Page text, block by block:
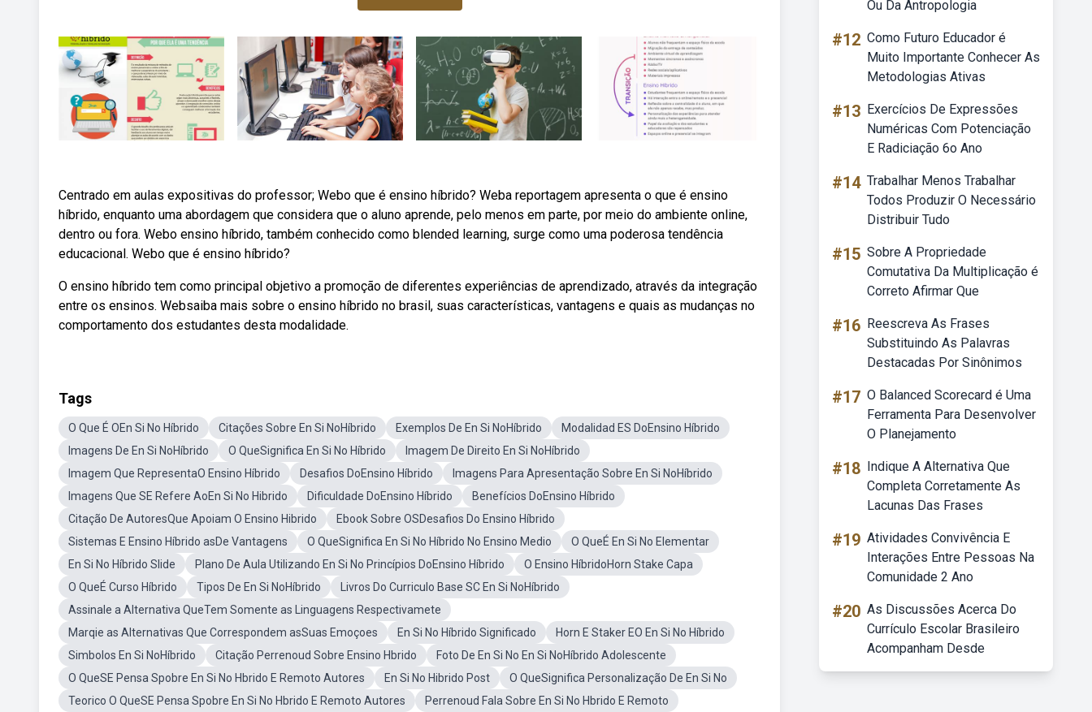
Centrado em aulas expositivas do professor; Webo que é ensino híbrido? Weba reportagem apresenta o que é ensino
híbrido, enquanto uma abordagem que considera que o aluno aprende, pelo menos em parte, por meio do ambiente online,
dentro ou fora. Webo ensino híbrido, também conhecido como blended learning, surge como uma poderosa tendência
educacional. Webo que é ensino híbrido?
O ensino híbrido tem como principal objetivo a promoção de diferentes experiências de aprendizado, através da integração
entre os ensinos. Websaiba mais sobre o ensino híbrido no brasil, suas características, vantagens e quais as mudanças no
comportamento dos estudantes desta modalidade.
Tags
O Que É OEn Si No Híbrido Citações Sobre En Si NoHíbrido Exemplos De En Si NoHíbrido
Modalidad ES DoEnsino Híbrido
Imagens De En Si NoHíbrido
O QueSignifica En Si No Híbrido
Imagem De Direito En Si NoHíbrido
Imagem Que RepresentaO Ensino Híbrido
Desafios DoEnsino Híbrido
Imagens Para Apresentação Sobre En Si NoHíbrido
Imagens Que SE Refere AoEn Si No Hibrido
Dificuldade DoEnsino Híbrido
Benefícios DoEnsino Híbrido
Citação De AutoresQue Apoiam O Ensino Hibrido
Ebook Sobre OSDesafios Do Ensino Híbrido
Sistemas E Ensino Híbrido asDe Vantagens
O QueSignifica En Si No Híbrido No Ensino Medio
O QueÉ En Si No Elementar
En Si No Híbrido Slide
Plano De Aula Utilizando En Si No Princípios DoEnsino Híbrido
O Ensino HíbridoHorn Stake Capa
O QueÉ Curso Híbrido
Tipos De En Si NoHíbrido
Livros Do Curriculo Base SC En Si NoHíbrido
Assinale a Alternativa QueTem Somente as Linguagens Respectivamete
Marqie as Alternativas Que Correspondem asSuas Emoçoes
En Si No Híbrido Significado
Horn E Staker EO En Si No Híbrido
Simbolos En Si NoHíbrido
Citação Perrenoud Sobre Ensino Hbrido
Foto De En Si No En Si NoHíbrido Adolescente
O QueSE Pensa Spobre En Si No Hbrido E Remoto Autores
En Si No Hibrido Post
O QueSignifica Personalização De En Si No
Teorico O QueSE Pensa Spobre En Si No Hbrido E Remoto Autores
Perrenoud Fala Sobre En Si No Hbrido E Remoto
Ou Da Antropologia
#12 Como Futuro Educador é
Muito Importante Conhecer As
Metodologias Ativas
#13 Exercícios De Expressões
Numéricas Com Potenciação
E Radiciação 6o Ano
#14 Trabalhar Menos Trabalhar
Todos Produzir O Necessário
Distribuir Tudo
#15 Sobre A Propriedade
Comutativa Da Multiplicação é
Correto Afirmar Que
#16 Reescreva As Frases
Substituindo As Palavras
Destacadas Por Sinônimos
#17 O Balanced Scorecard é Uma
Ferramenta Para Desenvolver
O Planejamento
#18 Indique A Alternativa Que
Completa Corretamente As
Lacunas Das Frases
#19 Atividades Convivência E
Interações Entre Pessoas Na
Comunidade 2 Ano
#20 As Discussões Acerca Do
Currículo Escolar Brasileiro
Acompanham Desde